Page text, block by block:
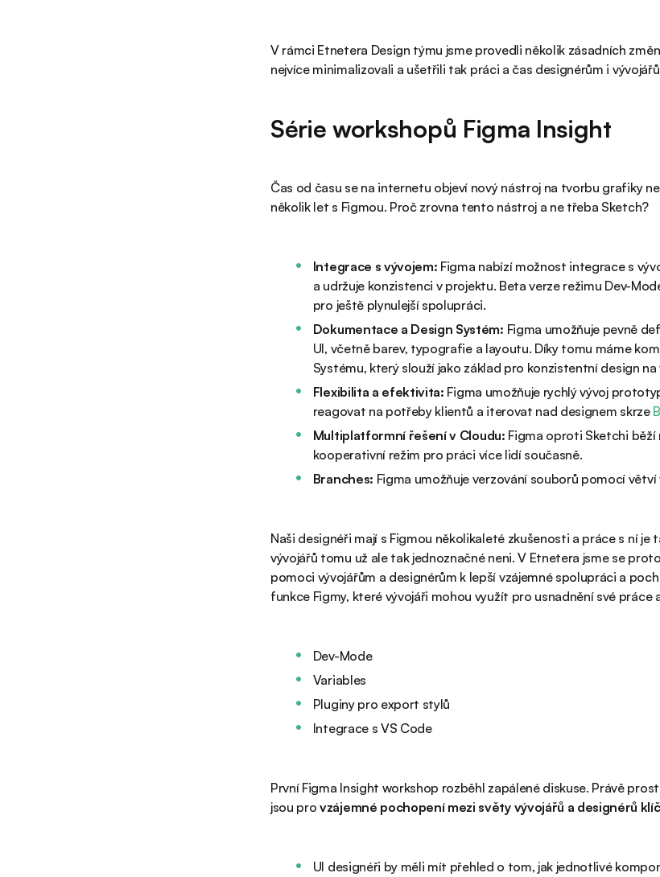
V rámci Etnetera Design týmu jsme provedli několik zásadních
nejvíce minimalizovali a ušetřili tak práci a čas designérům i
Série workshopů Figma Insight
Čas od času se na internetu objeví nový nástroj na tvorbu grafiky
několik let s Figmou. Proč zrovna tento nástroj a ne třeba Sketch?
Integrace s vývojem: Figma nabízí možnost integrace s
a udržuje konzistenci v projektu. Beta verze režimu Dev-
pro ještě plynulejší spolupráci.
Dokumentace a Design Systém: Figma umožňuje pevně
UI, včetně barev, typografie a layoutu. Díky tomu máme
Systému, který slouží jako základ pro konzistentní design
Flexibilita a efektivita: Figma umožňuje rychlý vývoj
reagovat na potřeby klientů a iterovat nad designem skrze
Multiplatformní řešení v Cloudu: Figma oproti Sketchi
kooperativní režim pro práci více lidí současně.
Branches: Figma umožňuje verzování souborů pomocí
Naši designéři mají s Figmou několikaleté zkušenosti a práce s ní
vývojářů tomu už ale tak jednoznačné neni. V Etnetera jsme se
pomoci vývojářům a designérům k lepší vzájemné spolupráci a
funkce Figmy, které vývojáři mohou využít pro usnadnění své práce
Dev-Mode
Variables
Pluginy pro export stylů
Integrace s VS Code
První Figma Insight workshop rozběhl zapálené diskuse. Právě
jsou provzájemné pochopení mezi světy vývojářů a designérů
UI designéři by měli mít přehled o tom, jak jednotlivé